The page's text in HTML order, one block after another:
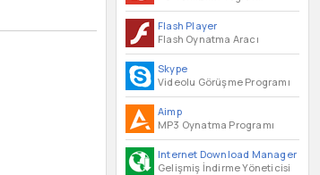
Flash Player
Flash Oynatma Aracı
Skype
Videolu Görüşme Programı
Aimp
MP3 Oynatma Programı
Internet Download Manager
Gelişmiş İndirme Yöneticisi